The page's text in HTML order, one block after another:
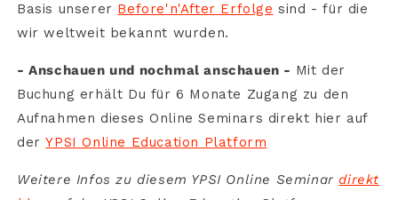
Basis unserer Before'n'After Erfolge sind - für die
wir weltweit bekannt wurden.
- Anschauen und nochmal anschauen - Mit der
Buchung erhält Du für 6 Monate Zugang zu den
Aufnahmen diesesOnline Seminars direkt hier auf
derYPSI Online Education Platform
Weitere Infos zu diesem YPSI Online Seminardirekt